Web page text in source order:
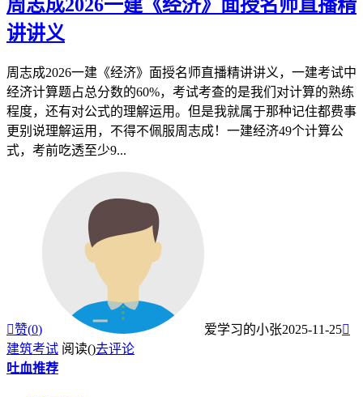
周志成2026一建《经济》面授名师直播精
讲讲义
周志成2026一建《经济》面授名师直播精讲讲义，一建考试中
经济计算题占总分数的60%，考试考查的是我们对计算的熟练
程度，还有对公式的理解运用。但是我就属于那种记住都费事
更别说理解运用，不得不佩服周志成！一建经济49个计算公
式，考前吃透至少9...
赞(0) 爱学习的小张2025-11-25
建筑考试 阅读()去评论
吐血推荐